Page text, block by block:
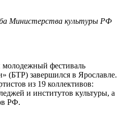
Министерства культуры РФ
фестиваль
(БТР) завершился в Ярославле.
из 19 коллективов:
и институтов культуры, а
РФ.